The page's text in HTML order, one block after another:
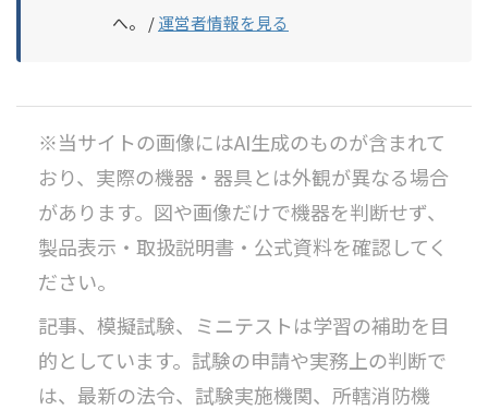
へ。 /運営者情報を見る
※当サイトの画像にはAI生成のものが含まれて
おり、実際の機器・器具とは外観が異なる場合
があります。図や画像だけで機器を判断せず、
製品表示・取扱説明書・公式資料を確認してく
ださい。
記事、模擬試験、ミニテストは学習の補助を目
的としています。試験の申請や実務上の判断で
は、最新の法令、試験実施機関、所轄消防機